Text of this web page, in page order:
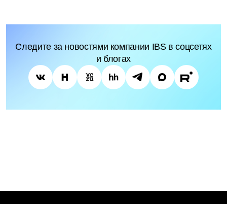
Следите за новостями компании IBS в соцсетях
и блогах